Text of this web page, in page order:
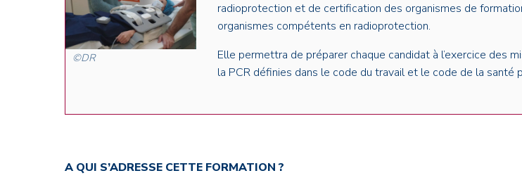
©DR
radioprotection et de certification des organismes de
organismes compétents en radioprotection.
Elle permettra de préparer chaque candidat à l’exercice des
la PCR définies dans le code du travail et le code de la santé
A QUI S’ADRESSE CETTE FORMATION ?